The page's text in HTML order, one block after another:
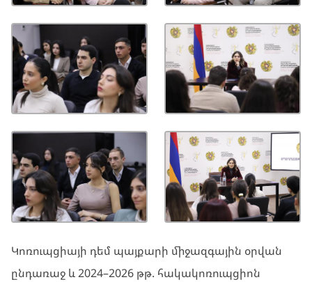
Կոռուպցիայի դեմ պայքարի միջազգային օրվան
ընդառաջ և 2024–2026 թթ. հակակոռուպցիոն